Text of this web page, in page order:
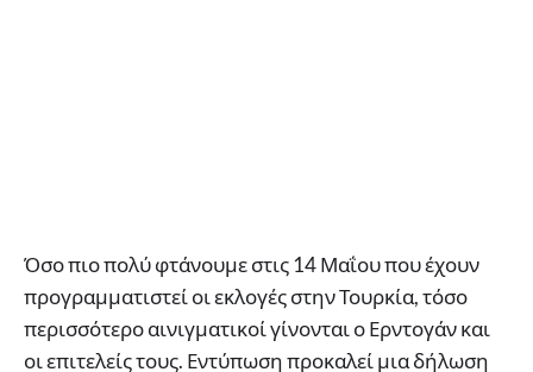
Όσο πιο πολύ φτάνουμε στις 14 Μαΐου που έχουν
προγραμματιστεί οι εκλογές στην Τουρκία, τόσο
περισσότερο αινιγματικοί γίνονται ο Ερντογάν και
οι επιτελείς τους. Εντύπωση προκαλεί μια δήλωση